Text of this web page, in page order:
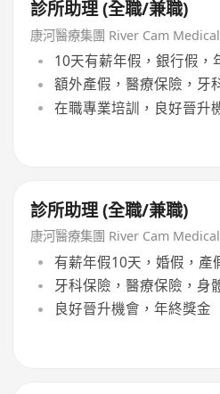
診所助理 (全職/兼職)
康河醫療集團 River Cam
10天有薪年假，銀行假，
額外產假，醫療保險，牙
在職專業培訓，良好晉升
診所助理 (全職/兼職)
康河醫療集團 River Cam
有薪年假10天，婚假，產
牙科保險，醫療保險，身
良好晉升機會，年終獎金